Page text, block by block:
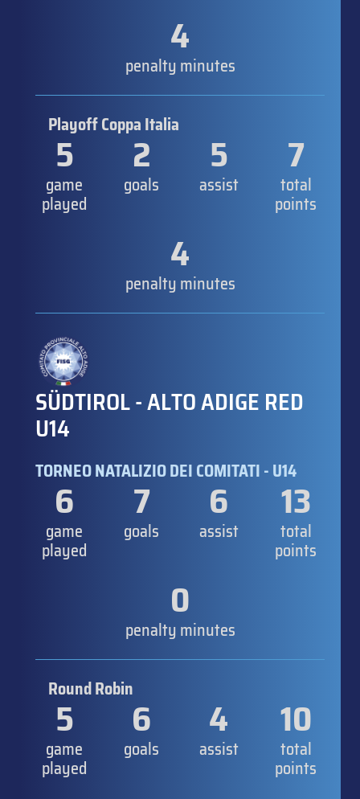
4
penalty minutes
Playoff Coppa Italia
5
game
played
2
goals
5
assist
7
total
points
4
penalty minutes
SÜDTIROL - ALTO ADIGE RED
U14
TORNEO NATALIZIO DEI COMITATI - U14
6
game
played
7
goals
6
assist
13
total
points
0
penalty minutes
Round Robin
5
game
played
6
goals
4
assist
10
total
points